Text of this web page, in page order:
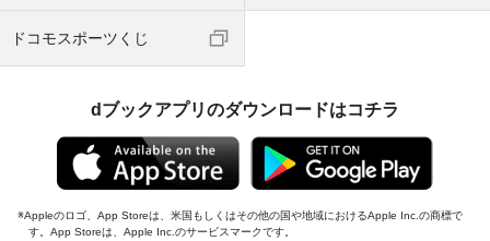
ドコモスポーツくじ
dブックアプリのダウンロードはコチラ
Appleのロゴ、App Storeは、米国もしくはその他の国や地域におけるApple Inc.の商標で
す。App Storeは、Apple Inc.のサービスマークです。